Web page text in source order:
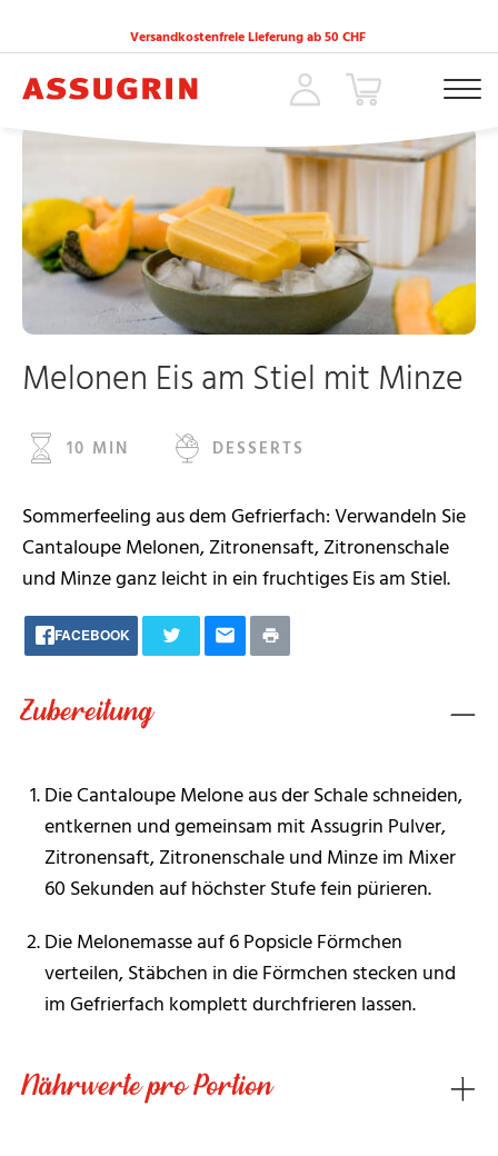
Versandkostenfreie Lieferung ab 50 CHF
ACCUEIL REZEPTE » MELONEN EIS AM STIEL MIT MINZE
Melonen Eis am Stiel mit Minze
10 MIN DESSERTS
Sommerfeeling aus dem Gefrierfach: Verwandeln Sie
Cantaloupe Melonen, Zitronensaft, Zitronenschale
und Minze ganz leicht in ein fruchtiges Eis am Stiel.
FACEBOOK
Zubereitung
Die Cantaloupe Melone aus der Schale schneiden,
entkernen und gemeinsam mit Assugrin Pulver,
Zitronensaft, Zitronenschale und Minze im Mixer
60 Sekunden auf höchster Stufe fein pürieren.
Die Melonemasse auf 6 Popsicle Förmchen
verteilen, Stäbchen in die Förmchen stecken und
im Gefrierfach komplett durchfrieren lassen.
Nährwerte pro Portion